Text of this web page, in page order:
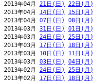
2013年04月 21日(日) 22日(月)
2013年04月 14日(日) 15日(月)
2013年04月 07日(日) 08日(月)
2013年03月 31日(日) 01日(月)
2013年03月 24日(日) 25日(月)
2013年03月 17日(日) 18日(月)
2013年03月 10日(日) 11日(月)
2013年03月 03日(日) 04日(月)
2013年02月 24日(日) 25日(月)
2013年02月 17日(日) 18日(月)